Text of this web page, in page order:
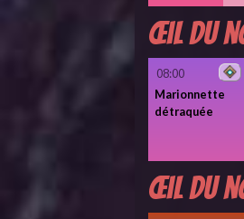
Œil du
08:00
Marionnette
détraquée
Œil du